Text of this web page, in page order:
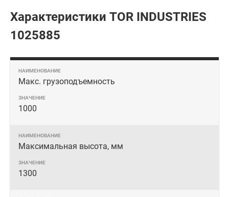
Характеристики TOR INDUSTRIES
1025885
Макс. грузоподъемность
1000
Максимальная высота, мм
1300